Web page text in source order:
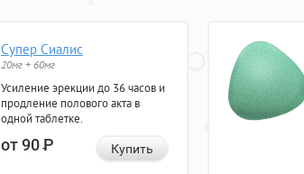
Супер Сиалис
20мг + 60мг
Усиление эрекции до 36 часов и
продление полового акта в
одной таблетке.
от 90Р Купить